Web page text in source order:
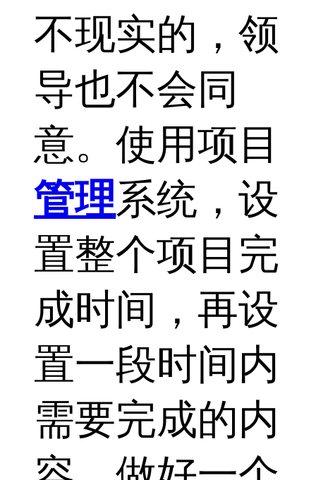
不现实的，领
导也不会同
意。使用项目
管理系统，设
置整个项目完
成时间，再设
置一段时间内
需要完成的内